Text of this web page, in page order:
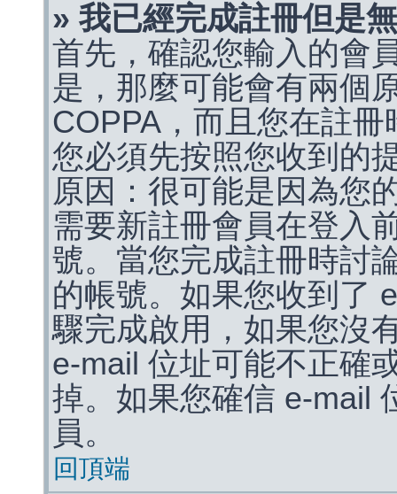
» 我已經完成註冊但是
首先，確認您輸入的會
是，那麼可能會有兩個
COPPA，而且您在註
您必須先按照您收到的
原因：很可能是因為您
需要新註冊會員在登入
號。當您完成註冊時討
的帳號。如果您收到了
驟完成啟用，如果您沒
e-mail 位址可能不正確
掉。如果您確信 e-mail
員。
回頂端